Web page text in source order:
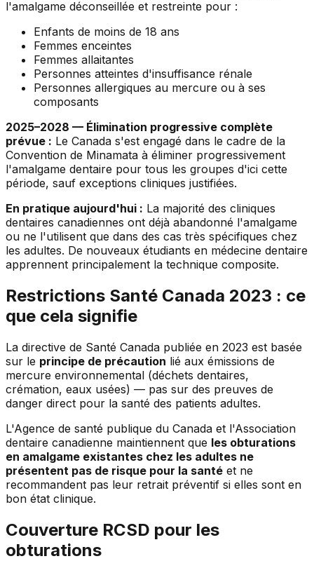
l'amalgame déconseillée et restreinte pour :
Enfants de moins de 18 ans
Femmes enceintes
Femmes allaitantes
Personnes atteintes d'insuffisance rénale
Personnes allergiques au mercure ou à ses
composants
2025–2028 — Élimination progressive complète
prévue : Le Canada s'est engagé dans le cadre de la
Convention de Minamata à éliminer progressivement
l'amalgame dentaire pour tous les groupes d'ici cette
période, sauf exceptions cliniques justifiées.
En pratique aujourd'hui : La majorité des cliniques
dentaires canadiennes ont déjà abandonné l'amalgame
ou ne l'utilisent que dans des cas très spécifiques chez
les adultes. De nouveaux étudiants en médecine dentaire
apprennent principalement la technique composite.
Restrictions Santé Canada 2023 : ce
que cela signifie
La directive de Santé Canada publiée en 2023 est basée
sur le principe de précaution lié aux émissions de
mercure environnemental (déchets dentaires,
crémation, eaux usées) — pas sur des preuves de
danger direct pour la santé des patients adultes.
L'Agence de santé publique du Canada et l'Association
dentaire canadienne maintiennent que les obturations
en amalgame existantes chez les adultes ne
présentent pas de risque pour la santé et ne
recommandent pas leur retrait préventif si elles sont en
bon état clinique.
Couverture RCSD pour les
obturations